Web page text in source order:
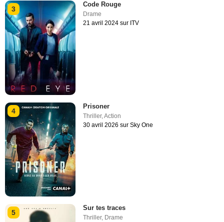
3
Code Rouge
Drame
21 avril 2024 sur ITV
4
Prisoner
Thriller,Action
30 avril 2026 sur Sky One
5
Sur tes traces
Thriller, Drame